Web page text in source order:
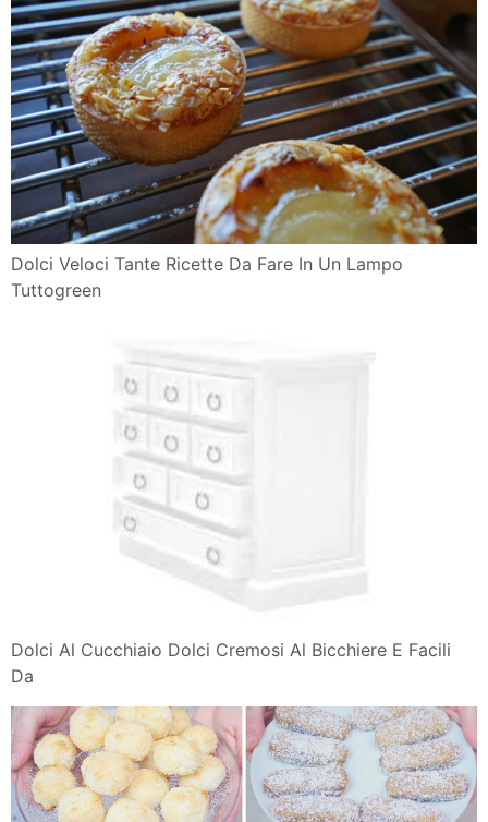
Dolci Veloci Tante Ricette Da Fare In Un Lampo
Tuttogreen
Dolci Al Cucchiaio Dolci Cremosi Al Bicchiere E Facili
Da